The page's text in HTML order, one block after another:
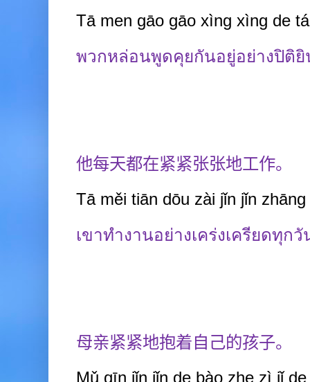
Tā men gāo gāo xìng xìng de
พวกหล่อนพูดคุยกันอยู่อย่างปิติ
他每天都在紧紧张张地工作。
Tā měi tiān dōu zài jǐn jǐn
เขาทำงานอย่างเคร่งเครียดทุกวั
母亲紧紧地抱着自己的孩子。
Mǔ qīn jǐn jǐn de bào zhe zì jǐ